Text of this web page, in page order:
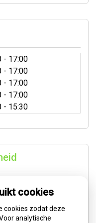
- 17:00
- 17:00
- 17:00
- 17:00
- 15:30
16.15cookies
cookies zodat deze
analytische